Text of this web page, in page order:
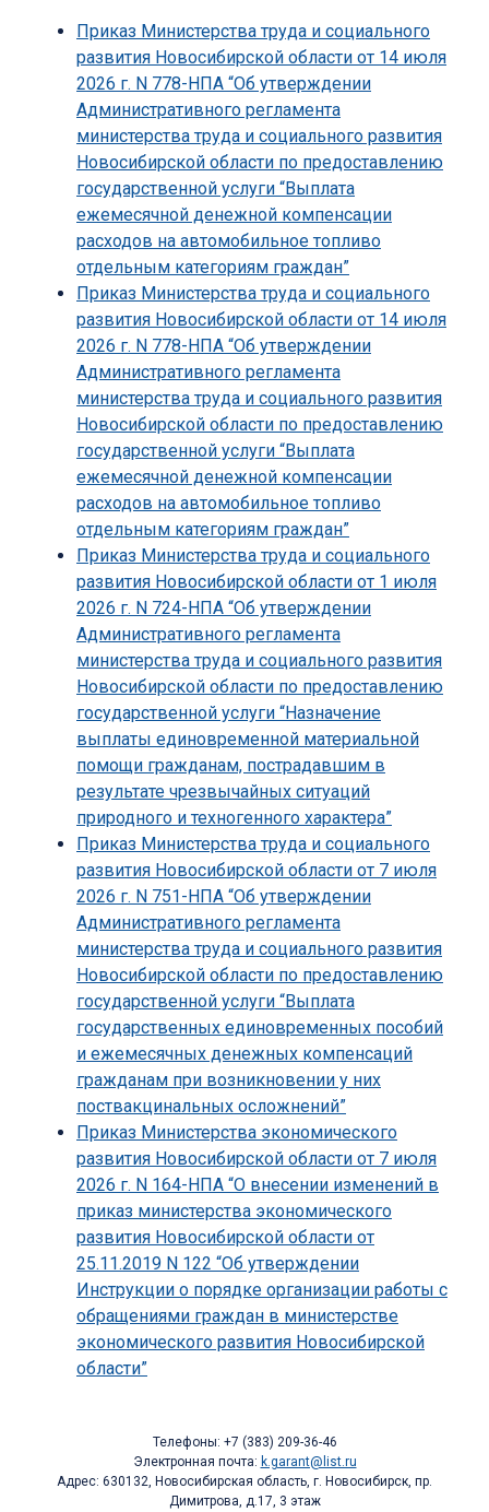
Приказ Министерства труда и социального
развития Новосибирской области от 14 июля
2026 г. N 778-НПА “Об утверждении
Административного регламента
министерства труда и социального развития
Новосибирской области по предоставлению
государственной услуги “Выплата
ежемесячной денежной компенсации
расходов на автомобильное топливо
отдельным категориям граждан”
Приказ Министерства труда и социального
развития Новосибирской области от 14 июля
2026 г. N 778-НПА “Об утверждении
Административного регламента
министерства труда и социального развития
Новосибирской области по предоставлению
государственной услуги “Выплата
ежемесячной денежной компенсации
расходов на автомобильное топливо
отдельным категориям граждан”
Приказ Министерства труда и социального
развития Новосибирской области от 1 июля
2026 г. N 724-НПА “Об утверждении
Административного регламента
министерства труда и социального развития
Новосибирской области по предоставлению
государственной услуги “Назначение
выплаты единовременной материальной
помощи гражданам, пострадавшим в
результате чрезвычайных ситуаций
природного и техногенного характера”
Приказ Министерства труда и социального
развития Новосибирской области от 7 июля
2026 г. N 751-НПА “Об утверждении
Административного регламента
министерства труда и социального развития
Новосибирской области по предоставлению
государственной услуги “Выплата
государственных единовременных пособий
и ежемесячных денежных компенсаций
гражданам при возникновении у них
поствакцинальных осложнений”
Приказ Министерства экономического
развития Новосибирской области от 7 июля
2026 г. N 164-НПА “О внесении изменений в
приказ министерства экономического
развития Новосибирской области от
25.11.2019 N 122 “Об утверждении
Инструкции о порядке организации работы с
обращениями граждан в министерстве
экономического развития Новосибирской
области”
Телефоны: +7 (383) 209-36-46
Электронная почта: k.garant@list.ru
Адрес: 630132, Новосибирская область, г. Новосибирск, пр.
Димитрова, д.17, 3 этаж